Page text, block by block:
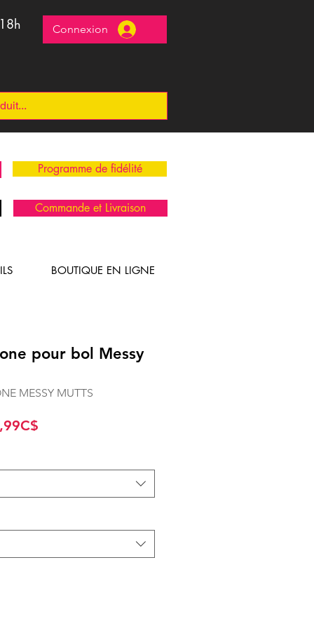
Connexion
Programme de fidélité
Commande et Livraison
BOUTIQUE EN LIGNE
pour bol Messy
MESSY MUTTS